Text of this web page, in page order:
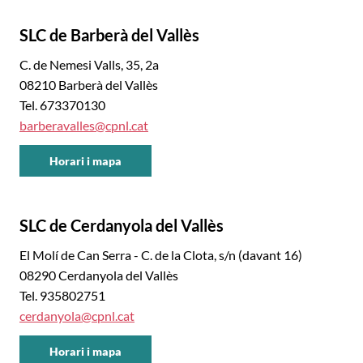
Sud
SLC de Barberà del Vallès
C. de Nemesi Valls, 35, 2a
08210 Barberà del Vallès
Tel. 673370130
barberavalles@cpnl.cat
Horari i mapa
Sud
SLC de Cerdanyola del Vallès
El Molí de Can Serra - C. de la Clota, s/n (davant 16)
08290 Cerdanyola del Vallès
Tel. 935802751
cerdanyola@cpnl.cat
Horari i mapa